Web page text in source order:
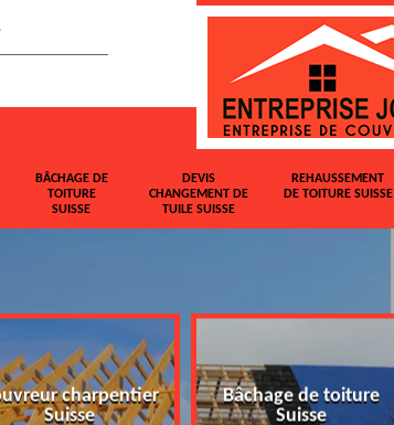
BÂCHAGE DE
TOITURE
SUISSE
DEVIS
CHANGEMENT DE
TUILE SUISSE
REHAUSSEMENT
DE TOITURE SUISSE
charpentier
Suisse
Bâchage de toiture
Suisse